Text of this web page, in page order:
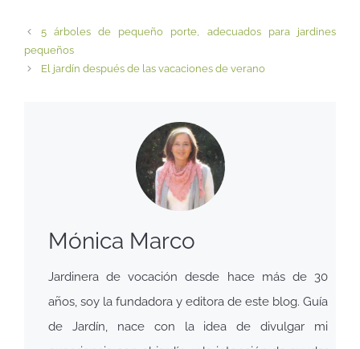
5 árboles de pequeño porte, adecuados para jardines
pequeños
El jardín después de las vacaciones de verano
Mónica Marco
Jardinera de vocación desde hace más de 30
años, soy la fundadora y editora de este blog. Guía
de Jardín, nace con la idea de divulgar mi